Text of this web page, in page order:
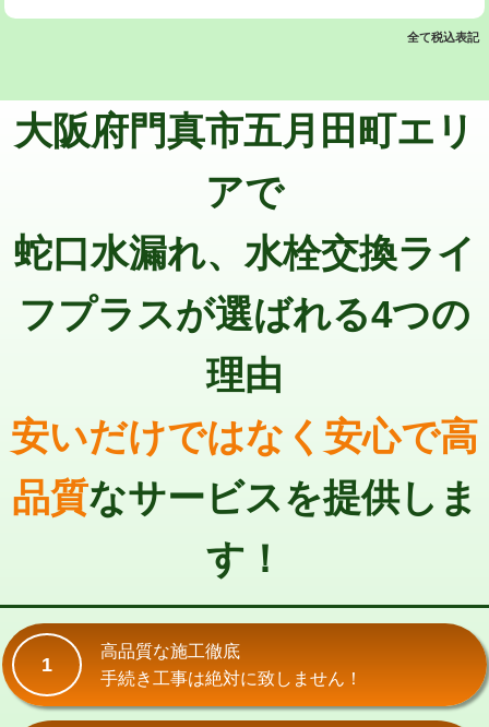
マス交換（土の掘削・埋め戻し作業） 11,000円~
マス交換（深さ50㎝以上） 66,000円
コンクリート斫り（厚さ10㎝超え）
モルタル補修（厚さ10㎝まで） 27,500円
モルタル補修（厚さ10㎝超え）
追加人工 16,500円
追加トーラー機使用/3m超え +3,300円
止水・漏水調査・防水処理・清掃・修
11,000円
止水・漏水調査・防水処理・清掃・修
22,000円
止水・漏水調査・防水処理・清掃・修
その他部品の脱着 8,800円～
交換・取付（タンク） 22,000円+材料費
交換・取付(単水栓（壁付・デッキ
式・ワンホール）)
交換・取付(排水栓・排水トラップ
（P/S/ポップアップ））
22,000円+材料費
全て税込表記
大阪府門真市五月田町エリ
アで
蛇口水漏れ、水栓交換ライ
フプラスが選ばれる4つの
理由
安いだけではなく安心で高
品質なサービスを提供しま
す！
1
高品質な施工徹底
手続き工事は絶対に致しません！